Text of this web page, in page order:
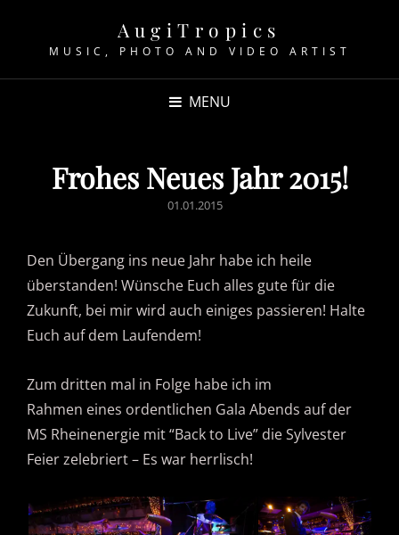
AugiTropics
MUSIC, PHOTO AND VIDEO ARTIST
MENU
Frohes Neues Jahr 2015!
POSTED
01.01.2015
Den Übergang ins neue Jahr habe ich heile
überstanden! Wünsche Euch alles gute für die
Zukunft, bei mir wird auch einiges passieren! Halte
Euch auf dem Laufendem!
Zum dritten mal in Folge habe ich im
Rahmen eines ordentlichen Gala Abends auf der
MS Rheinenergie mit “Back to Live” die Sylvester
Feier zelebriert – Es war herrlisch!